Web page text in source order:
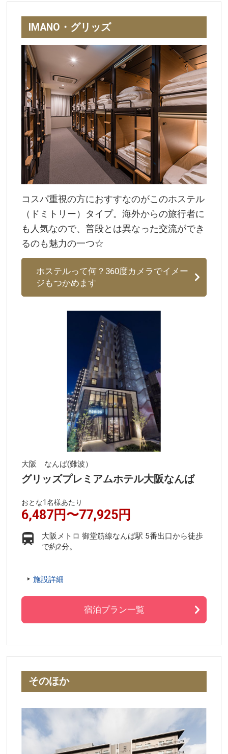
IMANO・グリッズ
コスパ重視の方におすすなのがこのホステル
（ドミトリー）タイプ。海外からの旅行者に
も人気なので、普段とは異なった交流ができ
るのも魅力の一つ☆
ホステルって何？360度カメラでイメー
ジもつかめます
大阪 なんば(難波）
グリッズプレミアムホテル大阪なんば
おとな1名様あたり
6,487円〜77,925円
大阪メトロ 御堂筋線なんば駅 5番出口から徒歩
で約2分。
施設詳細
宿泊プラン一覧
そのほか